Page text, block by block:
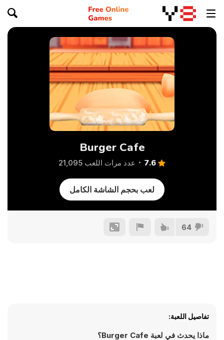
Burger Cafe
7.6 عدد مرات اللعب 21,095
لعب بحجم الشاشة الكامل
64
تفاصيل اللعبة:
ماذا يحدث في لعبة Burger Cafe؟